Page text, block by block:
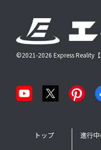
©2021-2026 Express Reality
トップ 進行